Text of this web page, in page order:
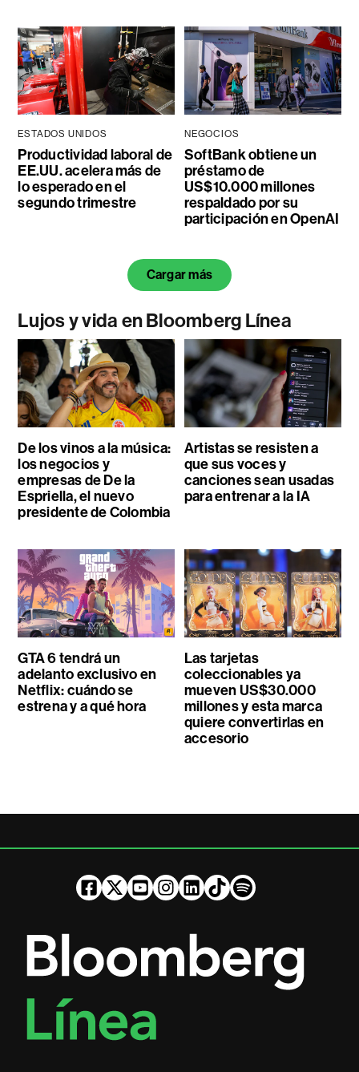
ESTADOS UNIDOS
Productividad laboral de
EE.UU. acelera más de
lo esperado en el
segundo trimestre
NEGOCIOS
SoftBank obtiene un
préstamo de
US$10.000 millones
respaldado por su
participación en OpenAI
Cargar más
Lujos y vida en Bloomberg Línea
De los vinos a la música:
los negocios y
empresas de De la
Espriella, el nuevo
presidente de Colombia
Artistas se resisten a
que sus voces y
canciones sean usadas
para entrenar a la IA
GTA 6 tendrá un
adelanto exclusivo en
Netflix: cuándo se
estrena y a qué hora
Las tarjetas
coleccionables ya
mueven US$30.000
millones y esta marca
quiere convertirlas en
accesorio